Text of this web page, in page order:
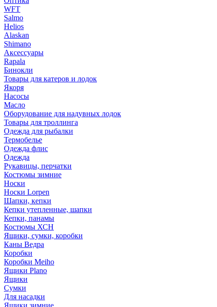
WFT
Salmo
Helios
Alaskan
Shimano
Аксессуары
Rapala
Бинокли
Товары для катеров и лодок
Якоря
Насосы
Масло
Оборудование для надувных лодок
Товары для троллинга
Одежда для рыбалки
Термобелье
Одежда флис
Одежда
Рукавицы, перчатки
Костюмы зимние
Носки
Носки Lorpen
Шапки, кепки
Кепки утепленные, шапки
Кепки, панамы
Костюмы ХСН
Ящики, сумки, коробки
Каны Ведра
Коробки
Коробки Meiho
Ящики Plano
Ящики
Сумки
Для насадки
Ящики зимние